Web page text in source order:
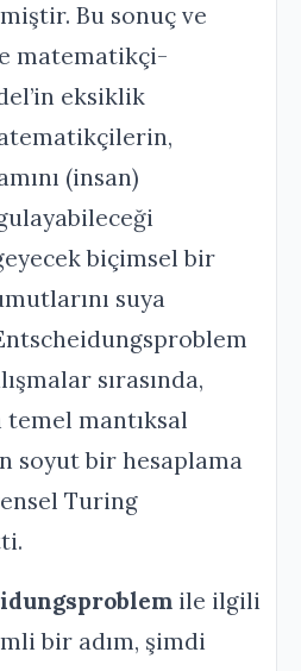
Bu sonuç ve
matematikçi-
eksiklik
(insan)
biçimsel bir
suya
sırasında,
mantıksal
soyut bir hesaplama
Turing
ile ilgili
bir adım, şimdi